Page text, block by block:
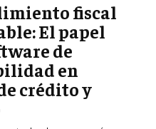
INFLUENCERS
fiscal
El papel
de
en
crédito y